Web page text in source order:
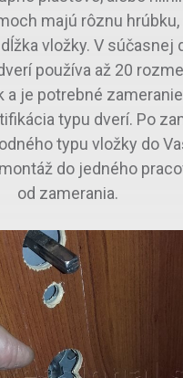
majú rôznu hrúbku,
vložky. V súčasnej
používa až 20
a je potrebné
typu dverí. Po
typu vložky do
do jedného
od zamerania.